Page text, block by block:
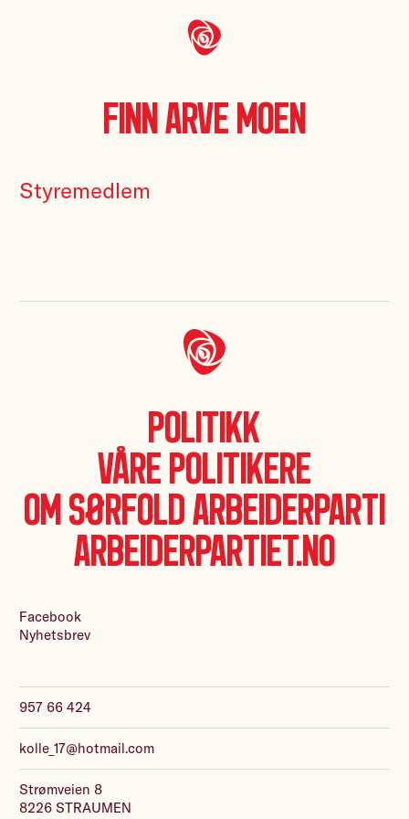
Finn Arve Moen
Styremedlem
Politikk
Våre politikere
Om Sørfold Arbeiderparti
Arbeiderpartiet.no
957 66 424
kolle_17@hotmail.com
Strømveien 8
8226 STRAUMEN
Facebook
Nyhetsbrev